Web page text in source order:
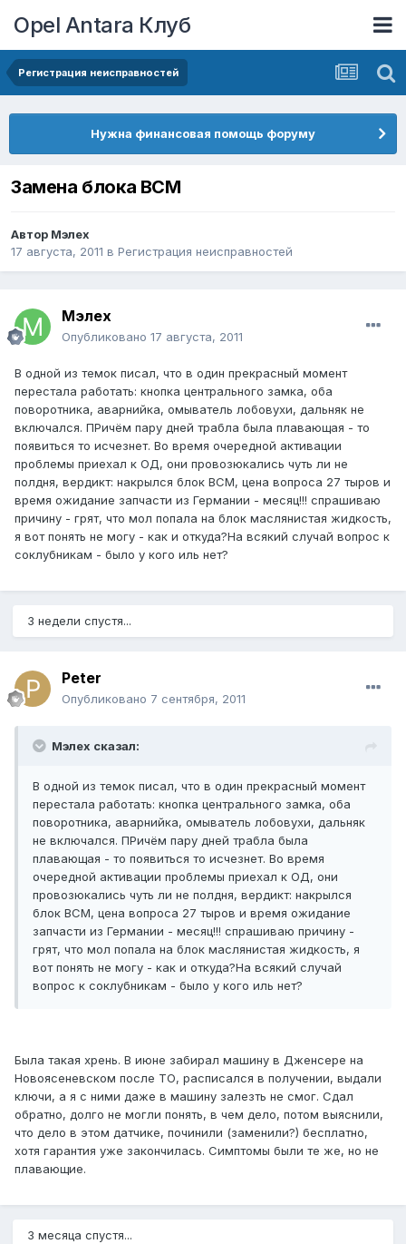
Opel Antara Клуб
Регистрация неисправностей
Нужна финансовая помощь форуму
Замена блока ВСМ
Автор Мэлех
17 августа, 2011 в Регистрация неисправностей
Мэлех
Опубликовано 17 августа, 2011
В одной из темок писал, что в один прекрасный момент
перестала работать: кнопка центрального замка, оба
поворотника, аварнийка, омыватель лобовухи, дальняк не
включался. ПРичём пару дней трабла была плавающая - то
появиться то исчезнет. Во время очередной активации
проблемы приехал к ОД, они провозюкались чуть ли не
полдня, вердикт: накрылся блок ВСМ, цена вопроса 27 тыров и
время ожидание запчасти из Германии - месяц!!! спрашиваю
причину - грят, что мол попала на блок маслянистая жидкость,
я вот понять не могу - как и откуда?На всякий случай вопрос к
соклубникам - было у кого иль нет?
3 недели спустя...
Peter
Опубликовано 7 сентября, 2011
Мэлех сказал:
В одной из темок писал, что в один прекрасный момент
перестала работать: кнопка центрального замка, оба
поворотника, аварнийка, омыватель лобовухи, дальняк
не включался. ПРичём пару дней трабла была
плавающая - то появиться то исчезнет. Во время
очередной активации проблемы приехал к ОД, они
провозюкались чуть ли не полдня, вердикт: накрылся
блок ВСМ, цена вопроса 27 тыров и время ожидание
запчасти из Германии - месяц!!! спрашиваю причину -
грят, что мол попала на блок маслянистая жидкость, я
вот понять не могу - как и откуда?На всякий случай
вопрос к соклубникам - было у кого иль нет?
Была такая хрень. В июне забирал машину в Дженсере на
Новоясеневском после ТО, расписался в получении, выдали
ключи, а я с ними даже в машину залезть не смог. Сдал
обратно, долго не могли понять, в чем дело, потом выяснили,
что дело в этом датчике, починили (заменили?) бесплатно,
хотя гарантия уже закончилась. Симптомы были те же, но не
плавающие.
3 месяца спустя...